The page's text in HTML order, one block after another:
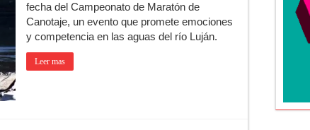
fecha del Campeonato de Maratón de
Canotaje, un evento que promete emociones
y competencia en las aguas del río Luján.
Leer mas